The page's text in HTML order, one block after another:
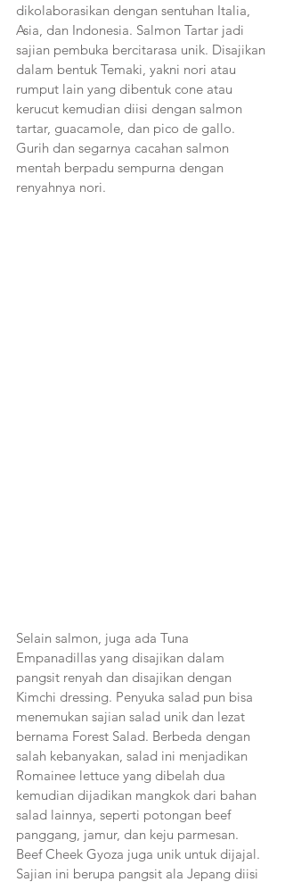
dikolaborasikan dengan sentuhan Italia,
Asia, dan Indonesia. Salmon Tartar jadi
sajian pembuka bercitarasa unik. Disajikan
dalam bentuk Temaki, yakni nori atau
rumput lain yang dibentuk cone atau
kerucut kemudian diisi dengan salmon
tartar, guacamole, dan pico de gallo.
Gurih dan segarnya cacahan salmon
mentah berpadu sempurna dengan
renyahnya nori.
Selain salmon, juga ada Tuna
Empanadillas yang disajikan dalam
pangsit renyah dan disajikan dengan
Kimchi dressing. Penyuka salad pun bisa
menemukan sajian salad unik dan lezat
bernama Forest Salad. Berbeda dengan
salah kebanyakan, salad ini menjadikan
Romainee lettuce yang dibelah dua
kemudian dijadikan mangkok dari bahan
salad lainnya, seperti potongan beef
panggang, jamur, dan keju parmesan.
Beef Cheek Gyoza juga unik untuk dijajal.
Sajian ini berupa pangsit ala Jepang diisi